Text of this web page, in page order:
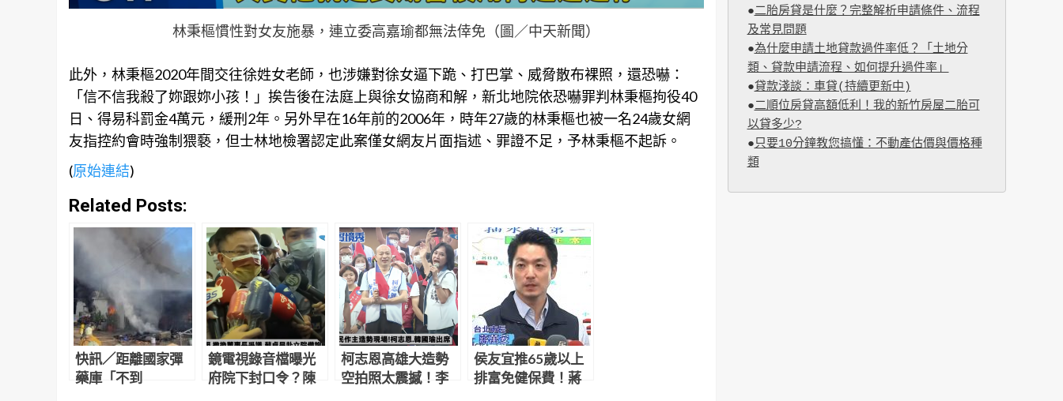
林秉樞慣性對女友施暴，連立委高嘉瑜都無法倖免（圖／中天新聞）
此外，林秉樞2020年間交往徐姓女老師，也涉嫌對徐女逼下跪、打巴掌、威脅散布裸照，還恐嚇：
「信不信我殺了妳跟妳小孩！」挨告後在法庭上與徐女協商和解，新北地院依恐嚇罪判林秉樞拘役40
日、得易科罰金4萬元，緩刑2年。另外早在16年前的2006年，時年27歲的林秉樞也被一名24歲女網
友指控約會時強制猥褻，但士林地檢署認定此案僅女網友片面指述、罪證不足，予林秉樞不起訴。
(原始連結)
Related Posts:
快訊／距離國家彈
藥庫「不到
鏡電視錄音檔曝光
府院下封口令？陳
柯志恩高雄大造勢
空拍照太震撼！李
侯友宜推65歲以上
排富免健保費！蔣
●二胎房貸是什麼？完整解析申請條件、流程
及常見問題
●為什麼申請土地貸款過件率低？「土地分
類、貸款申請流程、如何提升過件率」
●貸款淺談：車貸(持續更新中)
●二順位房貸高額低利！我的新竹房屋二胎可
以貸多少?
●只要10分鐘教您搞懂：不動產估價與價格種
類